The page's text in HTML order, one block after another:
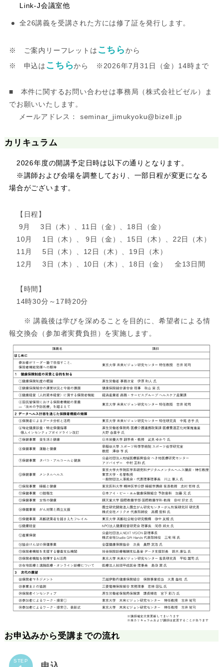
Link-J会議室他
全26講義を受講された方には修了証を発行します。
※ ご案内リーフレットは こちらから
※ 申込は こちらから ※2026年7月31日（金）14時まで
■ 本件に関するお問い合わせは事務局（株式会社ビゼル）ま
でお願いいたします。
メールアドレス： seminar_jimukyoku@bizell.jp
カリキュラム
2026年度の開講予定日時は以下の通りとなります。
※講師および会場を調整しており、一部日程が変更になる
場合がございます。
【日程】
9月 3日（木）、11日（金）、18日（金）
10月 1日（木）、 9日（金）、15日（木）、22日（木）
11月 5日（木）、12日（木）、19日（木）
12月 3日（木）、10日（木）、18日（金） 全13日間
【時間】
14時30分～17時20分
※ 講義後は学びを深めることを目的に、希望者による情
報交換会（参加者実費負担）を実施します。
お申込みから受講までの流れ
STEP